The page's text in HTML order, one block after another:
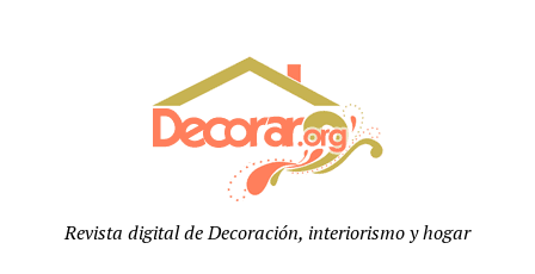
Revista digital de Decoración, interiorismo y hogar